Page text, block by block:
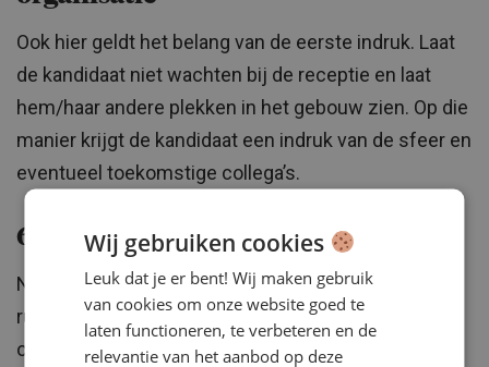
Ook hier geldt het belang van de eerste indruk. Laat
de kandidaat niet wachten bij de receptie en laat
hem/haar andere plekken in het gebouw zien. Op die
manier krijgt de kandidaat een indruk van de sfeer en
eventueel toekomstige collega’s.
6. De vergaderruimte niet op orde
Niets is zo vervelend als met een kandidaat een
ruimte binnenlopen voor het gesprek die niet
opgeruimd en fris is, zoals nog kopjes op tafel,
Wij gebruiken cookies
Leuk dat je er bent! Wij maken gebruik
van cookies om onze website goed te
laten functioneren, te verbeteren en de
relevantie van het aanbod op deze